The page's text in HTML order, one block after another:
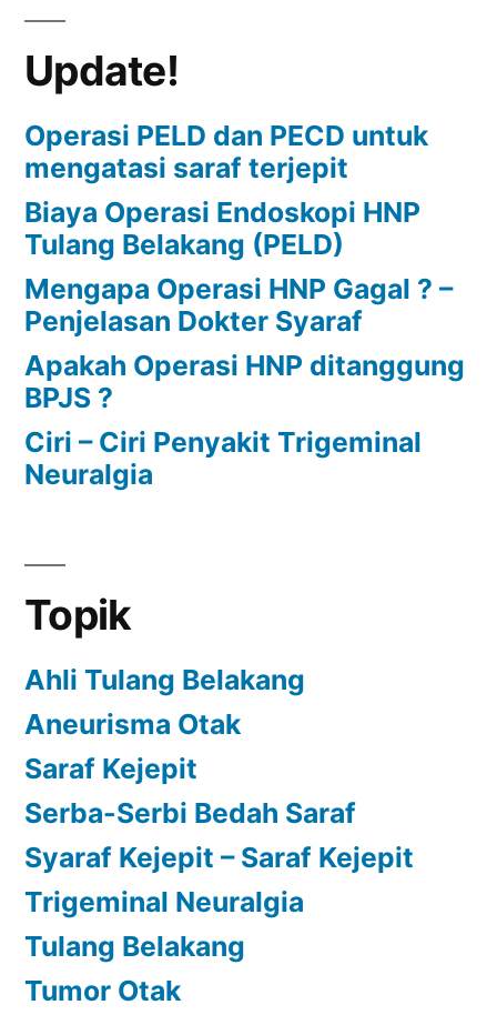
Update!
Operasi PELD dan PECD untuk
mengatasi saraf terjepit
Biaya Operasi Endoskopi HNP
Tulang Belakang (PELD)
Mengapa Operasi HNP Gagal ? –
Penjelasan Dokter Syaraf
Apakah Operasi HNP ditanggung
BPJS ?
Ciri – Ciri Penyakit Trigeminal
Neuralgia
Topik
Ahli Tulang Belakang
Aneurisma Otak
Saraf Kejepit
Serba-Serbi Bedah Saraf
Syaraf Kejepit – Saraf Kejepit
Trigeminal Neuralgia
Tulang Belakang
Tumor Otak